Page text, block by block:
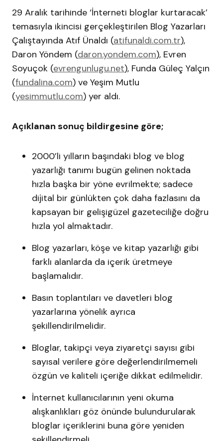
29 Aralık tarihinde ‘İnterneti bloglar kurtaracak’
temasıyla ikincisi gerçekleştirilen Blog Yazarları
Çalıştayında Atıf Ünaldı (atifunaldi.com.tr),
Daron Yöndem (daron.yondem.com), Evren
Soyuçok (evrengunlugu.net), Funda Güleç Yalçın
(fundalina.com) ve Yeşim Mutlu
(yesimmutlu.com) yer aldı.
Açıklanan sonuç bildirgesine göre;
2000’li yılların başındaki blog ve blog
yazarlığı tanımı bugün gelinen noktada
hızla başka bir yöne evrilmekte; sadece
dijital bir günlükten çok daha fazlasını da
kapsayan bir gelişigüzel gazeteciliğe doğru
hızla yol almaktadır.
Blog yazarları, köşe ve kitap yazarlığı gibi
farklı alanlarda da içerik üretmeye
başlamalıdır.
Basın toplantıları ve davetleri blog
yazarlarına yönelik ayrıca
şekillendirilmelidir.
Bloglar, takipçi veya ziyaretçi sayısı gibi
sayısal verilere göre değerlendirilmemeli
özgün ve kaliteli içeriğe dikkat edilmelidir.
İnternet kullanıcılarının yeni okuma
alışkanlıkları göz önünde bulundurularak
bloglar içeriklerini buna göre yeniden